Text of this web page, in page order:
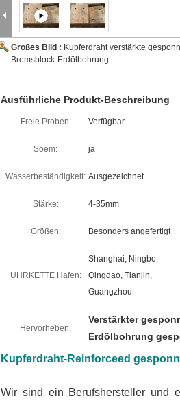
Großes Bild : Kupferdraht verstärkte
Bremsblock-Erdölbohrung
Ausführliche Produkt-Beschreibung
Freie Proben: Verfügbar
Soem: ja
Wasserbeständigkeit: Ausgezeichnet
Stärke: 4-35mm
Größen: Besonders angefertigt
UHRKETTE Hafen:
Shanghai, Ningbo,
Qingdao, Tianjin,
Guangzhou
Hervorheben:
Verstärkter
Erdölbohrung
Kupferdraht-Reinforceed
Wir sind ein Berufshersteller und